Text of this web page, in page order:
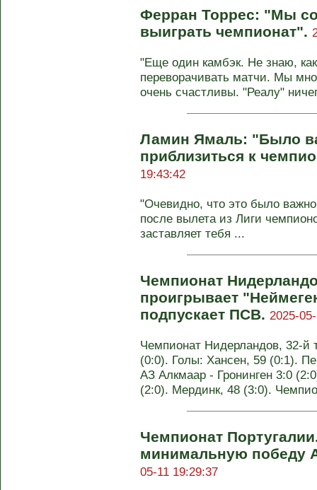
Ферран Торрес: "Мы
выиграть чемпионат".
"Еще один камбэк. Не знаю,
переворачивать матчи. Мы
очень счастливы. "Реалу"
Ламин Ямаль: "Было
приблизиться к
19:43:42
"Очевидно, что это было
после вылета из Лиги
заставляет тебя ...
Чемпионат
проигрывает
подпускает ПСВ. 2025-
Чемпионат Нидерландов, 32-й
(0:0). Голы: Хансен, 59 (0:1).
АЗ Алкмаар - Гронинген 3:0
(2:0). Мердинк, 48 (3:0).
Чемпионат
минимальную победу
05-11 19:29:37